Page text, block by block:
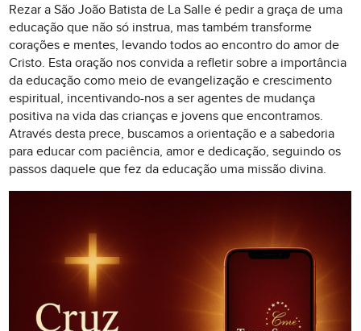
Rezar a São João Batista de La Salle é pedir a graça de uma
educação que não só instrua, mas também transforme
corações e mentes, levando todos ao encontro do amor de
Cristo. Esta oração nos convida a refletir sobre a importância
da educação como meio de evangelização e crescimento
espiritual, incentivando-nos a ser agentes de mudança
positiva na vida das crianças e jovens que encontramos.
Através desta prece, buscamos a orientação e a sabedoria
para educar com paciência, amor e dedicação, seguindo os
passos daquele que fez da educação uma missão divina.